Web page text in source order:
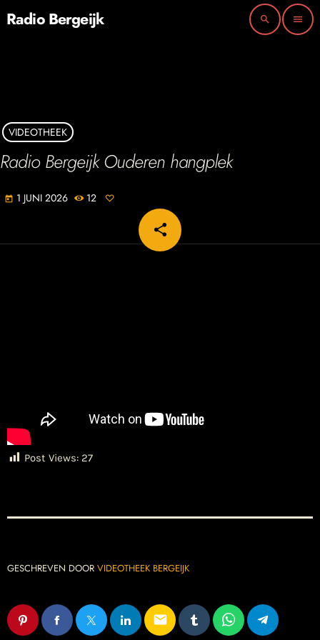
Radio Bergeijk search menu
VIDEOTHEEK
Radio Bergeijk Ouderen hangplek
today 1 JUNI 2026 12
share
email
Post Views: 27
GESCHREVEN DOOR VIDEOTHEEK BERGEIJK
email